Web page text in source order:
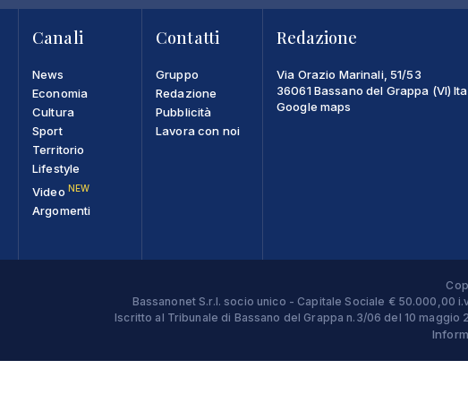
Canali
News
Economia
Cultura
Sport
Territorio
Lifestyle
Video NEW
Argomenti
Contatti
Gruppo
Redazione
Pubblicità
Lavora con noi
Redazione
Via Orazio Marinali, 51/53
36061 Bassano del Grappa (VI)
Google maps
Bassanonet S.r.l. socio unico - Capitale Sociale € 50.000,00
Iscritto al Tribunale di Bassano del Grappa n.3/06 del 10